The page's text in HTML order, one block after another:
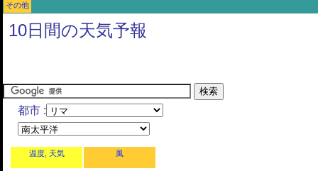
その他
10日間の天気予報
都市 :
温度, 天気 風